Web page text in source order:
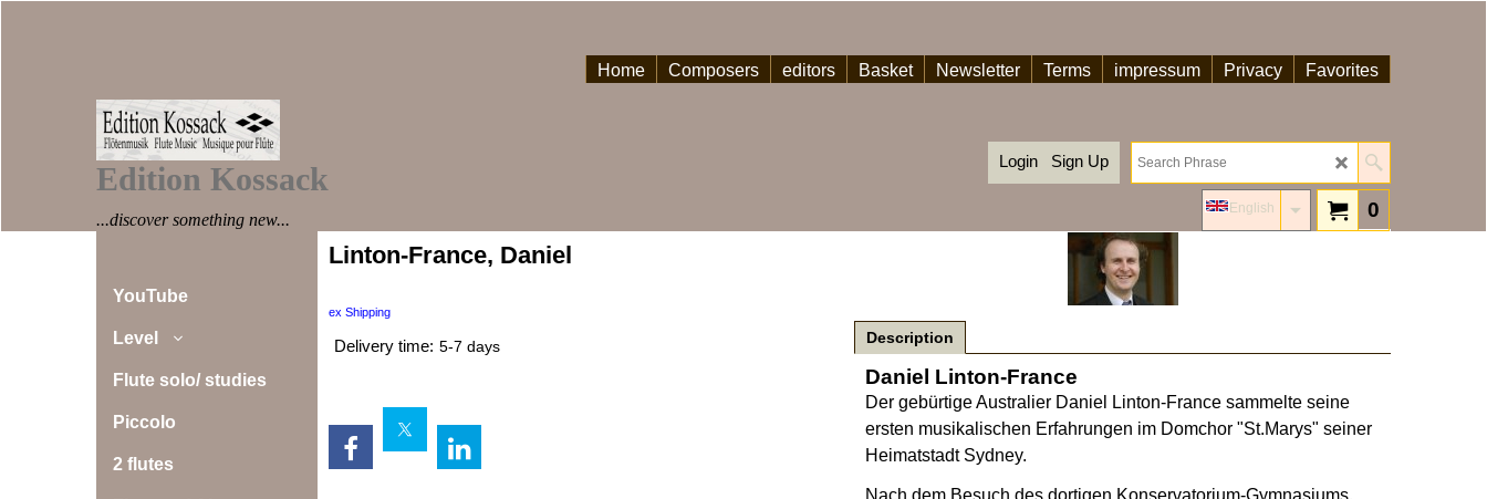
Home Composers editors Basket Newsletter Terms impressum Privacy Favorites
Edition Kossack
...discover something new...
Login Sign Up
0
English
YouTube
Level
Flute solo/ studies
Piccolo
2 flutes
Linton-France, Daniel
ex Shipping
Delivery time: 5-7 days
Description
Daniel Linton-France
Der gebürtige Australier Daniel Linton-France sammelte seine
ersten musikalischen Erfahrungen im Domchor "St.Marys" seiner
Heimatstadt Sydney.
Nach dem Besuch des dortigen Konservatorium-Gymnasiums,